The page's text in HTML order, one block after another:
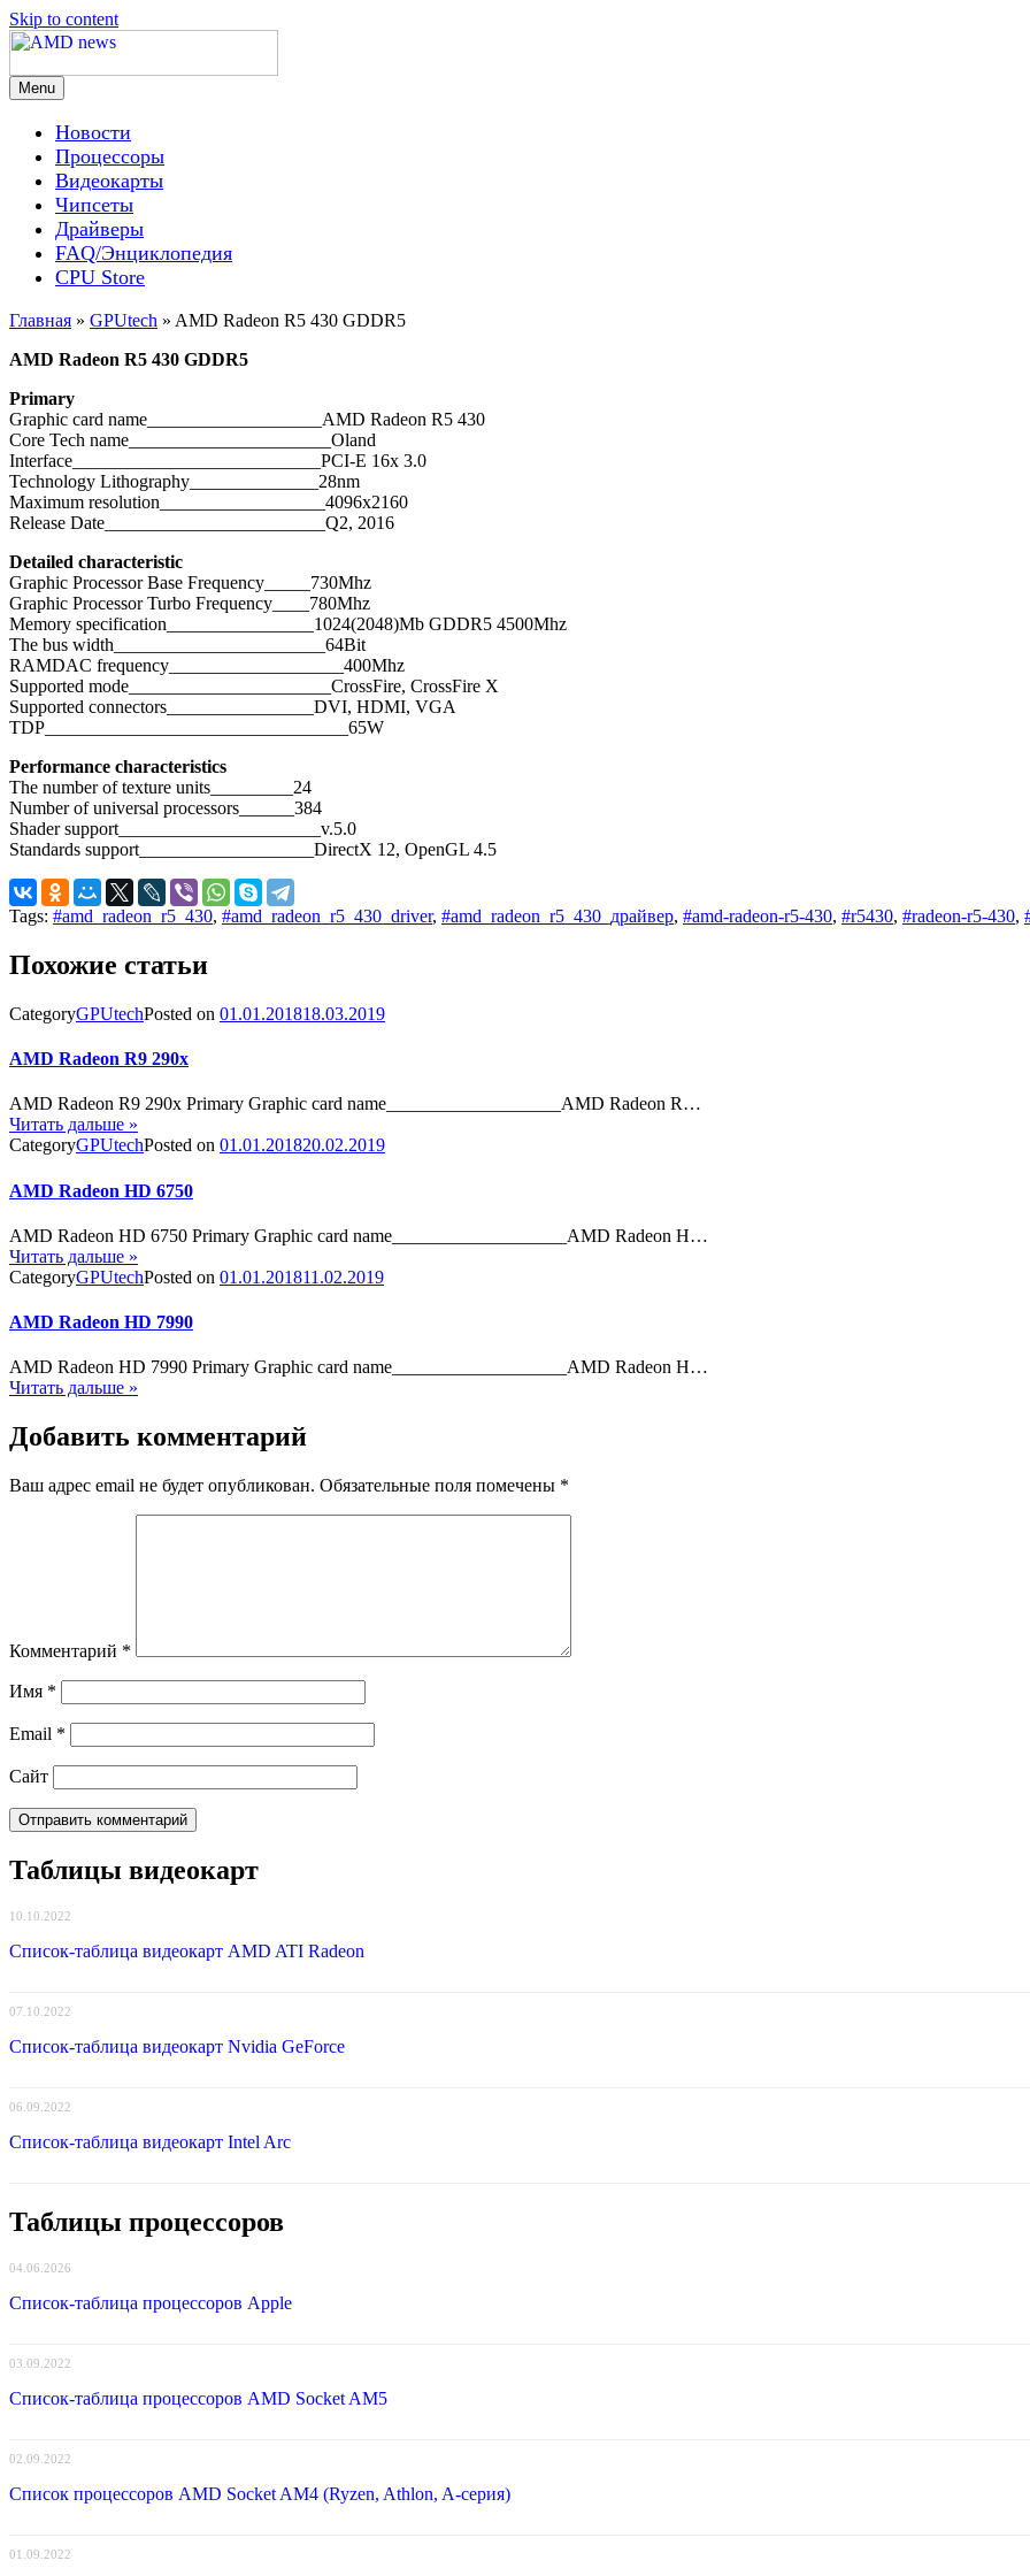
Skip to content
AMD news
Menu
Новости
Процессоры
Видеокарты
Чипсеты
Драйверы
FAQ/Энциклопедия
CPU Store
Главная » GPUtech » AMD Radeon R5 430 GDDR5
AMD Radeon R5 430 GDDR5
Primary
Graphic card name___________________AMD Radeon R5 430
Core Tech name______________________Oland
Interface___________________________PCI-E 16x 3.0
Technology Lithography______________28nm
Maximum resolution__________________4096x2160
Release Date________________________Q2, 2016
Detailed characteristic
Graphic Processor Base Frequency_____730Mhz
Graphic Processor Turbo Frequency____780Mhz
Memory specification________________1024(2048)Mb GDDR5 4500Mhz
The bus width_______________________64Bit
RAMDAC frequency___________________400Mhz
Supported mode______________________CrossFire, CrossFire X
Supported connectors________________DVI, HDMI, VGA
TDP_________________________________65W
Рerformance characteristics
The number of texture units_________24
Number of universal processors______384
Shader support______________________v.5.0
Standards support___________________DirectX 12, OpenGL 4.5
Tags: #amd_radeon_r5_430, #amd_radeon_r5_430_driver, #amd_radeon_r5_430_драйвер, #amd-radeon-r5-430, #r5430, #radeon-r5-430,
Похожие статьи
CategoryGPUtechPosted on 01.01.201818.03.2019
AMD Radeon R9 290x
AMD Radeon R9 290x Primary Graphic card name___________________AMD Radeon R…
Читать дальше »
CategoryGPUtechPosted on 01.01.201820.02.2019
AMD Radeon HD 6750
AMD Radeon HD 6750 Primary Graphic card name___________________AMD Radeon H…
Читать дальше »
CategoryGPUtechPosted on 01.01.201811.02.2019
AMD Radeon HD 7990
AMD Radeon HD 7990 Primary Graphic card name___________________AMD Radeon H…
Читать дальше »
Добавить комментарий
Ваш адрес email не будет опубликован. Обязательные поля помечены *
Комментарий *
Имя *
Email *
Сайт
Таблицы видеокарт
10.10.2022
Список-таблица видеокарт AMD ATI Radeon
07.10.2022
Список-таблица видеокарт Nvidia GeForce
06.09.2022
Список-таблица видеокарт Intel Arc
Таблицы процессоров
04.06.2026
Список-таблица процессоров Apple
03.09.2022
Список-таблица процессоров AMD Socket AM5
02.09.2022
Список процессоров AMD Socket AM4 (Ryzen, Athlon, A-серия)
01.09.2022